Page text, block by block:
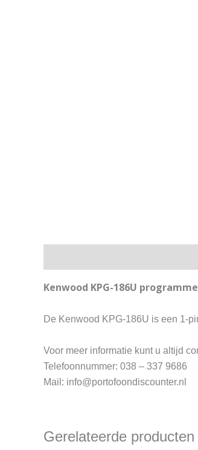
Kenwood KPG-186U
De Kenwood KPG-186U is een 1-
Voor meer informatie kunt u altijd
Telefoonnummer: 038 – 337 9686
Mail: info@portofoondiscounter.nl
Gerelateerde producten